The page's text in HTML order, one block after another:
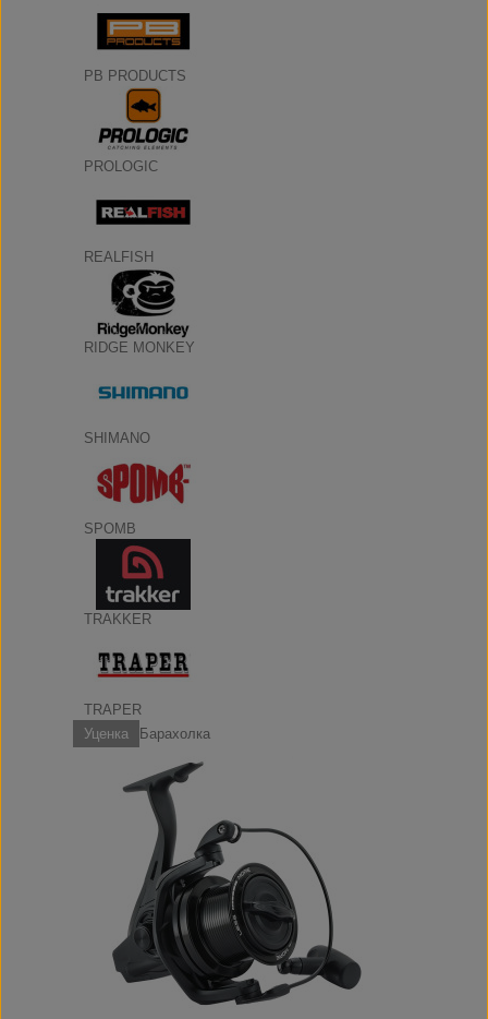
PB PRODUCTS
PROLOGIC
REALFISH
RIDGE MONKEY
SHIMANO
SPOMB
TRAKKER
TRAPER
Уценка
Барахолка